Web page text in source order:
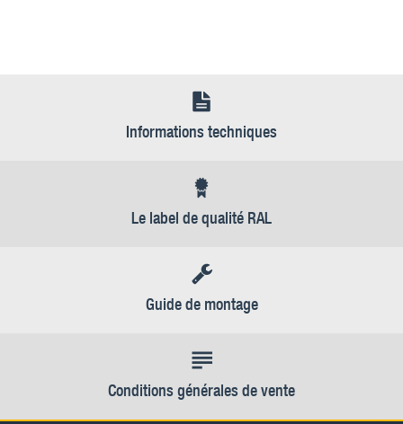
Informations techniques
Le label de qualité RAL
Guide de montage
Conditions générales de vente